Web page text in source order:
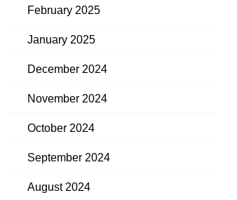
February 2025
January 2025
December 2024
November 2024
October 2024
September 2024
August 2024